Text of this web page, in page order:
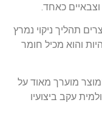
כאחד.
תהליך ניקוי נמרץ
והוא מכיל חומר
מוערך מאוד על
עקב ביצועיו